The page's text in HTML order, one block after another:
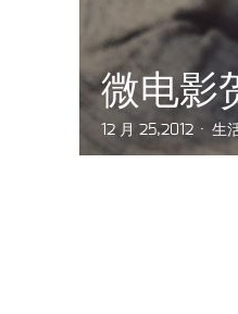
微电影
12 月 25,2012 生